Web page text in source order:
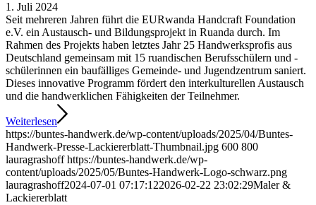
1. Juli 2024
Seit mehreren Jahren führt die EURwanda Handcraft Foundation
e.V. ein Austausch- und Bildungsprojekt in Ruanda durch. Im
Rahmen des Projekts haben letztes Jahr 25 Handwerksprofis aus
Deutschland gemeinsam mit 15 ruandischen Berufsschülern und -
schülerinnen ein baufälliges Gemeinde- und Jugendzentrum saniert.
Dieses innovative Programm fördert den interkulturellen Austausch
und die handwerklichen Fähigkeiten der Teilnehmer.
Weiterlesen
https://buntes-handwerk.de/wp-content/uploads/2025/04/Buntes-
Handwerk-Presse-Lackiererblatt-Thumbnail.jpg 600 800
lauragrashoff https://buntes-handwerk.de/wp-
content/uploads/2025/05/Buntes-Handwerk-Logo-schwarz.png
lauragrashoff2024-07-01 07:17:122026-02-22 23:02:29Maler &
Lackiererblatt